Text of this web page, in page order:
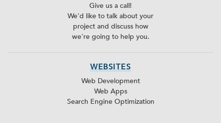
Give us a call!
We'd like to talk about your
project and discuss how
we're going to help you.
WEBSITES
Web Development
Web Apps
Search Engine Optimization